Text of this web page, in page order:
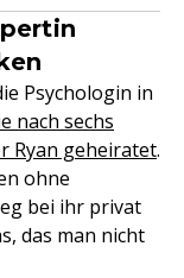
Psychologin in
nach sechs
Ryan geheiratet.
ohne
bei ihr privat
das man nicht